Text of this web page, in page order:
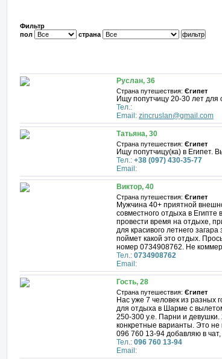
Фильтр
пол
страна
Руслан, 36
Страна путешествия: Єгипет
Ищу попутчицу 20-30 лет
Тел.:
Email: zincruslan@gmail.com
Татьяна, 30
Страна путешествия: Єгипет
Ищу попутчицу(ка) в Египет.
Тел.: +38 (097) 430-35-77
Email:
Виктор, 40
Страна путешествия: Єгипет
Мужчина 40+ приятной
совместного отдыха в
провести время на отдыхе,
для красивого летнего
поймет какой это отдых.
номер 0734908762. Не
Тел.: 0734908762
Email:
Гость, 28
Страна путешествия: Єгипет
Нас уже 7 человек из
для отдыха в Шарме с
250-300 у.е. Парни и
конкретные варианты. Это
096 760 13-94 добавляю в
Тел.: 096 760 13-94
Email: